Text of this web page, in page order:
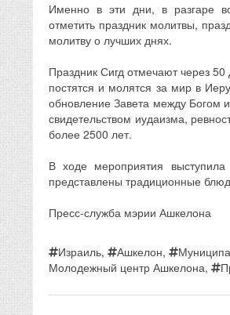
Именно в эти дни, в разгаре
отметить праздник молитвы,
молитву о лучших днях.
Праздник Сигд отмечают через
постятся и молятся за мир в
обновление Завета между
свидетельством иудаизма,
более 2500 лет.
В ходе мероприятия
представлены традиционные
Пресс-служба мэрии Ашкелона
Израиль, Ашкелон,
Молодежный центр Ашкелона,